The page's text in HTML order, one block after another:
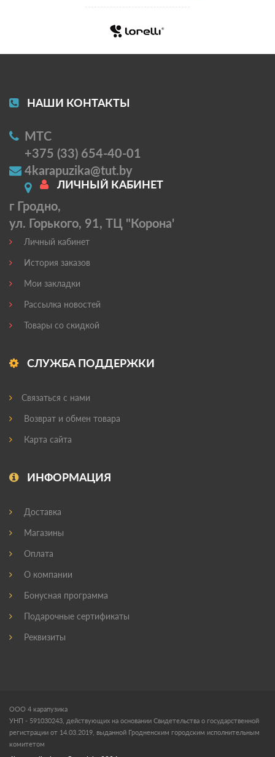
НАШИ КОНТАКТЫ
МТС
+375 (33) 654-40-01
4karapuzika@tut.by
г Гродно,
ул. Горького, 91, ТЦ "Корона'
ЛИЧНЫЙ КАБИНЕТ
Личный кабинет
История заказов
Мои закладки
Рассылка новостей
Товары со скидкой
СЛУЖБА ПОДДЕРЖКИ
Связаться с нами
Возврат и обмен товара
Карта сайта
ИНФОРМАЦИЯ
Доставка
Магазины
Оплата
О компании
Бонусная программа
Подарочные сертификаты
Реквизиты
ООО 4 карапузика
УНП - 591030243, действующих на основании Свидетельства о государственной
регистрации от 14.03.2019, выданной Гродненским городским исполнительным
комитетом